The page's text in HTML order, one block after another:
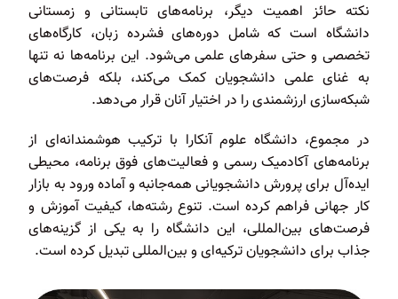
نکته حائز اهمیت دیگر، برنامه‌های تابستانی و زمستانی
دانشگاه است که شامل دوره‌های فشرده زبان، کارگاه‌های
تخصصی و حتی سفرهای علمی می‌شود. این برنامه‌ها نه تنها
به غنای علمی دانشجویان کمک می‌کند، بلکه فرصت‌های
شبکه‌سازی ارزشمندی را در اختیار آنان قرار می‌دهد.
در مجموع، دانشگاه علوم آنکارا با ترکیب هوشمندانه‌ای از
برنامه‌های آکادمیک رسمی و فعالیت‌های فوق برنامه، محیطی
ایده‌آل برای پرورش دانشجویانی همه‌جانبه و آماده ورود به بازار
کار جهانی فراهم کرده است. تنوع رشته‌ها، کیفیت آموزش و
فرصت‌های بین‌المللی، این دانشگاه را به یکی از گزینه‌های
جذاب برای دانشجویان ترکیه‌ای و بین‌المللی تبدیل کرده است.